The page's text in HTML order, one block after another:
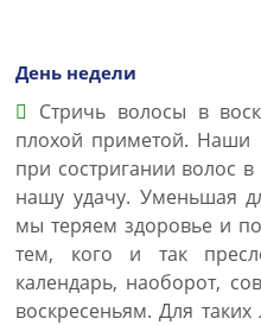
День недели
Стричь волосы в
плохой приметой. Наши
при состригании волос
нашу удачу. Уменьшая
мы теряем здоровье и
тем, кого и так
календарь, наоборот,
воскресеньям. Для